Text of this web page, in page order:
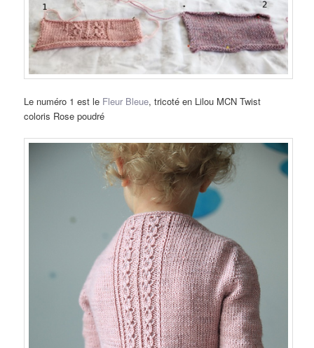
Le numéro 1 est le Fleur Bleue, tricoté en Lilou MCN Twist
coloris Rose poudré